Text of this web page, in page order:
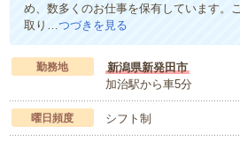
め、数多くのお仕事を保有しています。
取り… つづきを見る
勤務地
新潟県新発田市
加治駅から車5分
曜日頻度 シフト制